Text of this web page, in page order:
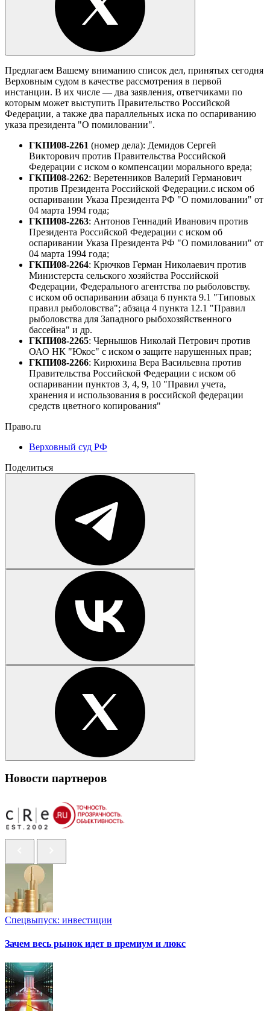
Предлагаем Вашему вниманию список дел, принятых сегодня
Верховным судом в качестве рассмотрения в первой
инстанции. В их числе — два заявления, ответчиками по
которым может выступить Правительство Российской
Федерации, а также два параллельных иска по оспариванию
указа президента "О помиловании".
ГКПИ08-2261 (номер дела): Демидов Сергей
Викторович против Правительства Российской
Федерации с иском о компенсации морального вреда;
ГКПИ08-2262: Веретенников Валерий Германович
против Президента Российской Федерации.с иском об
оспаривании Указа Президента РФ "О помиловании" от
04 марта 1994 года;
ГКПИ08-2263: Антонов Геннадий Иванович против
Президента Российской Федерации с иском об
оспаривании Указа Президента РФ "О помиловании" от
04 марта 1994 года;
ГКПИ08-2264: Крючков Герман Николаевич против
Министерста сельского хозяйства Российской
Федерации, Федерального агентства по рыболовству.
с иском об оспаривании абзаца 6 пункта 9.1 "Типовых
правил рыболовства"; абзаца 4 пункта 12.1 "Правил
рыболовства для Западного рыбохозяйственного
бассейна" и др.
ГКПИ08-2265: Чернышов Николай Петрович против
ОАО НК "Юкос" с иском о защите нарушенных прав;
ГКПИ08-2266: Кирюхина Вера Васильевна против
Правительства Российской Федерации с иском об
оспаривании пунктов 3, 4, 9, 10 "Правил учета,
хранения и использования в российской федерации
средств цветного копирования"
Право.ru
Верховный суд РФ
Поделиться
Новости партнеров
Спецвыпуск: инвестиции
Зачем весь рынок идет в премиум и люкс